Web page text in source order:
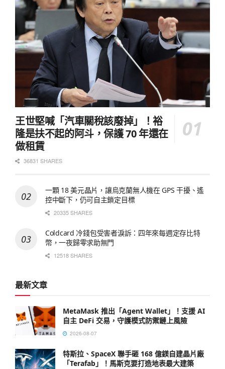
王世堅喊「汽車關稅該廢掉」！裕
隆是扶不起的阿斗，保護 70 年還在
做租賃
36831 SHARES
一顆 18 美元晶片，讓烏克蘭無人機在 GPS 干擾、遙
控中斷下，仍可自主鎖定目標
20335 SHARES
Coldcard 冷錢包受害者淚訴：四年來每週定存比特
幣，一夜歸零求助無門
12518 SHARES
最新文章
MetaMask 推出「Agent Wallet」！支援 AI
自主 DeFi 交易，守護模式防禦鏈上風險
2026-08-07
特斯拉、SpaceX 聯手砸 168 億鎂自建晶片廠
「Terafab」！馬斯克要打造地表最大建築